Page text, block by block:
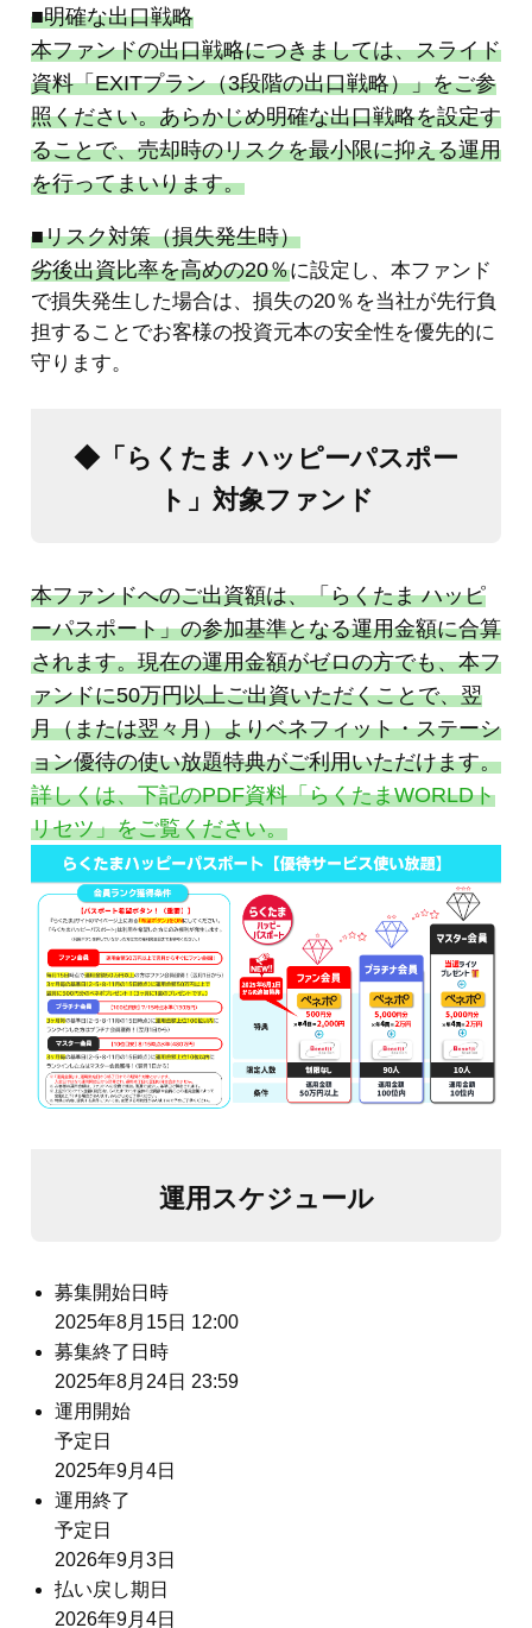
■明確な出口戦略
本ファンドの出口戦略につきましては、スライド
資料「EXITプラン（3段階の出口戦略）」をご参
照ください。あらかじめ明確な出口戦略を設定す
ることで、売却時のリスクを最小限に抑える運用
を行ってまいります。
■リスク対策（損失発生時）
劣後出資比率を高めの20％に設定し、本ファンド
で損失発生した場合は、損失の20％を当社が先行負
担することでお客様の投資元本の安全性を優先的に
守ります。
◆「らくたま ハッピーパスポー
ト」対象ファンド
本ファンドへのご出資額は、「らくたま ハッピ
ーパスポート」の参加基準となる運用金額に合算
されます。現在の運用金額がゼロの方でも、本フ
ァンドに50万円以上ご出資いただくことで、翌
月（または翌々月）よりベネフィット・ステーシ
ョン優待の使い放題特典がご利用いただけます。
詳しくは、下記のPDF資料「らくたまWORLDト
リセツ」をご覧ください。
運用スケジュール
募集開始日時
2025年8月15日 12:00
募集終了日時
2025年8月24日 23:59
運用開始
予定日
2025年9月4日
運用終了
予定日
2026年9月3日
払い戻し期日
2026年9月4日